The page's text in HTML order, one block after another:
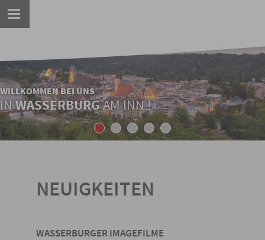
1 3 4 5
WILLKOMMEN BEI UNS
INWASSERBURGAM INN !
NEUIGKEITEN
WASSERBURGER IMAGEFILME